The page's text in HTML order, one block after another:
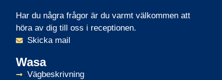
Har du några frågor är du varmt välkommen att
höra av dig till oss i receptionen.
Skicka mail
Wasa
Vägbeskrivning